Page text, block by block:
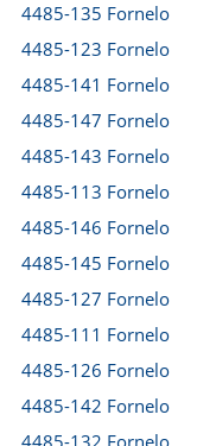
4485-135 Fornelo
4485-123 Fornelo
4485-141 Fornelo
4485-147 Fornelo
4485-143 Fornelo
4485-113 Fornelo
4485-146 Fornelo
4485-145 Fornelo
4485-127 Fornelo
4485-111 Fornelo
4485-126 Fornelo
4485-142 Fornelo
4485-132 Fornelo